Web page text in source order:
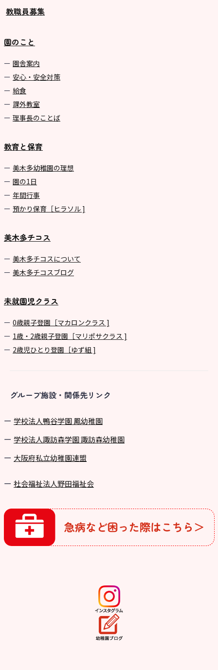
教職員募集
園のこと
園舎案内
安心・安全対策
給食
課外教室
理事長のことば
教育と保育
美⽊多幼稚園の理想
園の1⽇
年間⾏事
預かり保育［ヒラソル ]
美木多チコス
美⽊多チコスについて
美⽊多チコスブログ
未就園児クラス
0歳親子登園［マカロンクラス ]
1歳・2歳親子登園［マリポサクラス ]
2歳児ひとり登園［ゆず組 ]
グループ施設・関係先リンク
学校法⼈鴨⾕学園 鳳幼稚園
学校法⼈諏訪森学園 諏訪森幼稚園
⼤阪府私⽴幼稚園連盟
社会福祉法人野田福祉会